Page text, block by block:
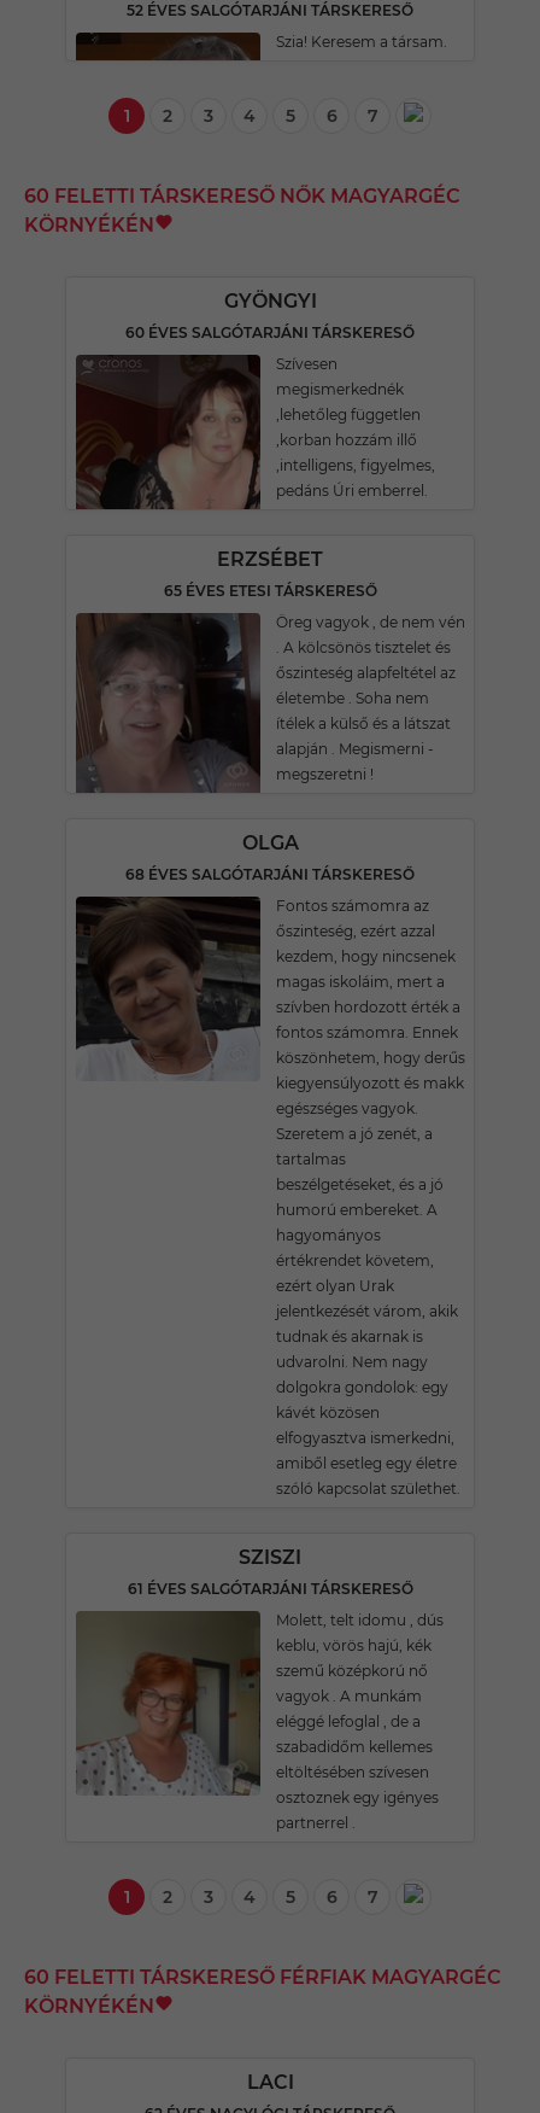
52 ÉVES SALGÓTARJÁNI TÁRSKERESŐ
Szia! Keresem a társam.
1 2 3 4 5 6 7
60 FELETTI TÁRSKERESŐ NŐK MAGYARGÉC
KÖRNYÉKÉN
GYÖNGYI
60 ÉVES SALGÓTARJÁNI TÁRSKERESŐ
Szívesen
megismerkednék
,lehetőleg független
,korban hozzám illő
,intelligens, figyelmes,
pedáns Úri emberrel.
ERZSÉBET
65 ÉVES ETESI TÁRSKERESŐ
Öreg vagyok , de nem vén
. A kölcsönös tisztelet és
őszinteség alapfeltétel az
életembe . Soha nem
ítélek a külső és a látszat
alapján . Megismerni -
megszeretni !
OLGA
68 ÉVES SALGÓTARJÁNI TÁRSKERESŐ
Fontos számomra az
őszinteség, ezért azzal
kezdem, hogy nincsenek
magas iskoláim, mert a
szívben hordozott érték a
fontos számomra. Ennek
köszönhetem, hogy derűs
kiegyensúlyozott és makk
egészséges vagyok.
Szeretem a jó zenét, a
tartalmas
beszélgetéseket, és a jó
humorú embereket. A
hagyományos
értékrendet követem,
ezért olyan Urak
jelentkezését várom, akik
tudnak és akarnak is
udvarolni. Nem nagy
dolgokra gondolok: egy
kávét közösen
elfogyasztva ismerkedni,
amiből esetleg egy életre
szóló kapcsolat születhet.
SZISZI
61 ÉVES SALGÓTARJÁNI TÁRSKERESŐ
Molett, telt idomu , dús
keblu, vörös hajú, kék
szemű középkorú nő
vagyok . A munkám
eléggé lefoglal , de a
szabadidőm kellemes
eltöltésében szívesen
osztoznek egy igényes
partnerrel .
1 2 3 4 5 6 7
60 FELETTI TÁRSKERESŐ FÉRFIAK MAGYARGÉC
KÖRNYÉKÉN
LACI